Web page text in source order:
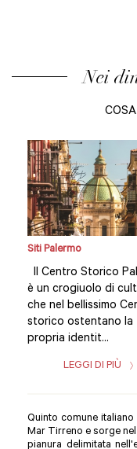
Nei
Siti Palermo
Il Centro Storico
è un crogiuolo di
che nel bellissimo
storico ostentano la
propria identit...
LEGGI DI PIÙ
Quinto comune
Mar Tirreno e sorge
pianura delimitata